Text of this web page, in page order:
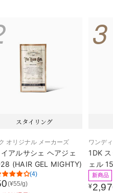
スタイリング
オリジナル メーカーズ
イアルサシェ ヘアジェ
(HAIR GEL MIGHTY)
(4)
(¥55/g)
3
ワンデ
1DK
ェル
新商品
通
¥